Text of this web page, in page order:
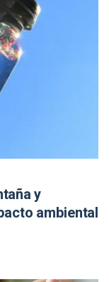
y
ambiental